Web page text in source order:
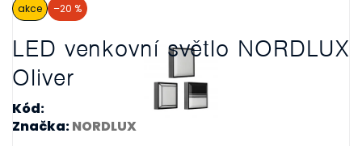
LED venkovní světlo NORDLUX
Oliver
Kód:
akce –20 %
Značka:NORDLUX